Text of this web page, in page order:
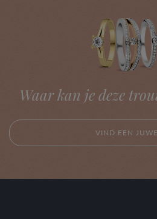
Waar kan je deze
VIND EEN